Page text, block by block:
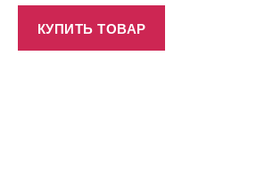
КУПИТЬ ТОВАР